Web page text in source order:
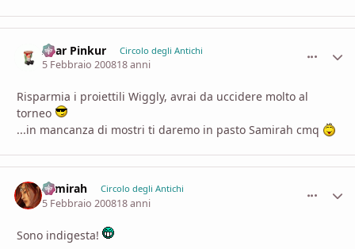
Azar Pinkur Circolo degli Antichi
5 Febbraio 200818 anni
Risparmia i proiettili Wiggly, avrai da uccidere molto al
torneo
...in mancanza di mostri ti daremo in pasto Samirah cmq
Samirah Circolo degli Antichi
5 Febbraio 200818 anni
Sono indigesta!